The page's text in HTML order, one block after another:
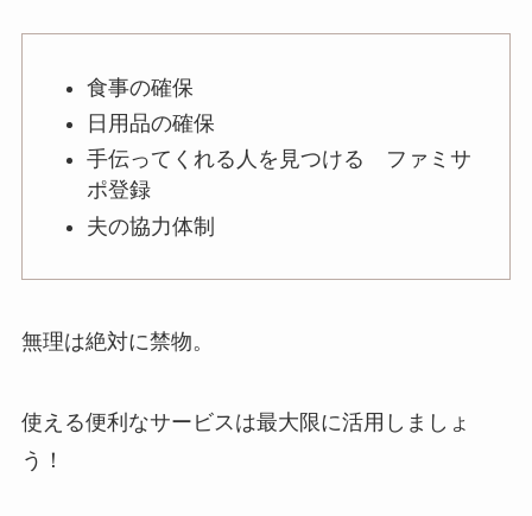
食事の確保
日用品の確保
手伝ってくれる人を見つける ファミサ
ポ登録
夫の協力体制
無理は絶対に禁物。
使える便利なサービスは最大限に活用しましょ
う！